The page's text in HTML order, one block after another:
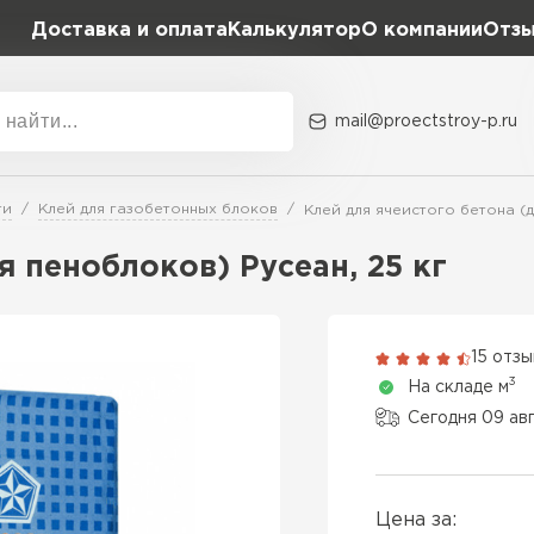
Доставка и оплата КалькуляторО компании
Плотность
D400
D600
Размер,
mail@proectstroy-p.ru
Клей для газобетонных блоков Клей для ячеистого бетона
пеноблоков) Русеан, 25 кг
15
На складе м3
Сегодня 09
Цена за: